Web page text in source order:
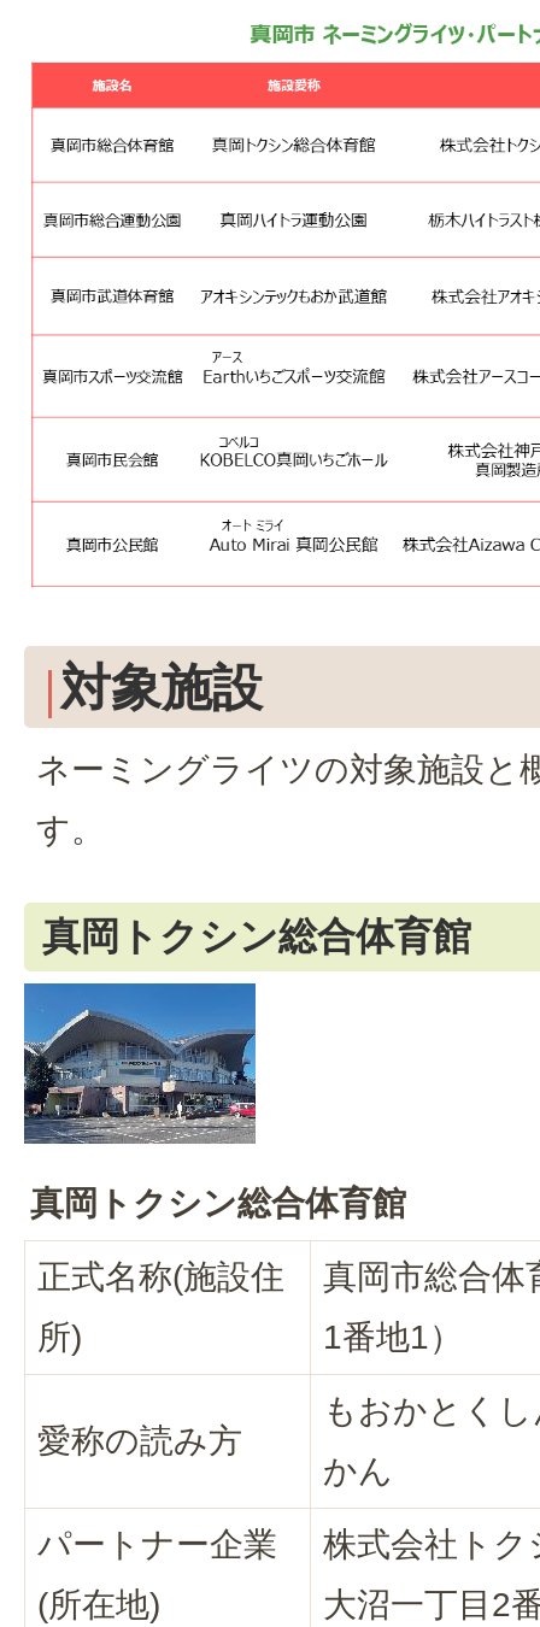
対象施設
ネーミングライツの対象施設と
す。
真岡トクシン総合体育館
真岡トクシン総合体育館
正式名称(施設住
所)
真岡市総合体
1番地1）
愛称の読み方
もおかとく
かん
パートナー企業
(所在地)
株式会社トク
大沼一丁目2